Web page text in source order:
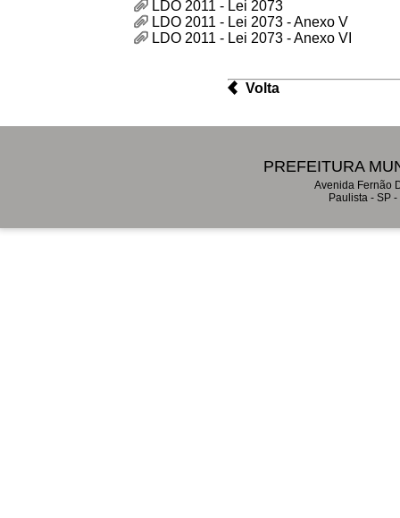
LDO 2011 - Lei 2073
LDO 2011 - Lei 2073 - Anexo V
LDO 2011 - Lei 2073 - Anexo VI
Volta
PREFEITURA
Avenida Fernão
Paulista - SP